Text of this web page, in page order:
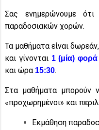
Σας ενημερώνουμε ότι
παραδοσιακών χορών.
Τα μαθήματα είναι δωρεάν,
και γίνονται 1 (μία)
και ώρα 15:30.
Στα μαθήματα μπορούν
«προχωρημένοι» και
Εκμάθηση